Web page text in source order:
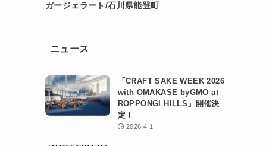
ガージェラート/石川県能登町
ニュース
「CRAFT SAKE WEEK 2026
with OMAKASE byGMO at
ROPPONGI HILLS」開催決
定！
2026.4.1